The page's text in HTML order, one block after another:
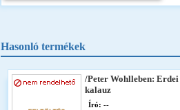
Hasonló termékek
/Peter Wohlleben: Erdei
kalauz
Író: --